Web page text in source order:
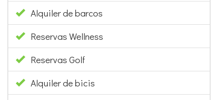
Alquiler de barcos
Reservas Wellness
Reservas Golf
Alquiler de bicis